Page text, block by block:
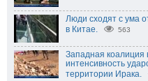
Люди сходят с ума
в Китае.
563
Западная коалиция
интенсивность
территории Ирака.